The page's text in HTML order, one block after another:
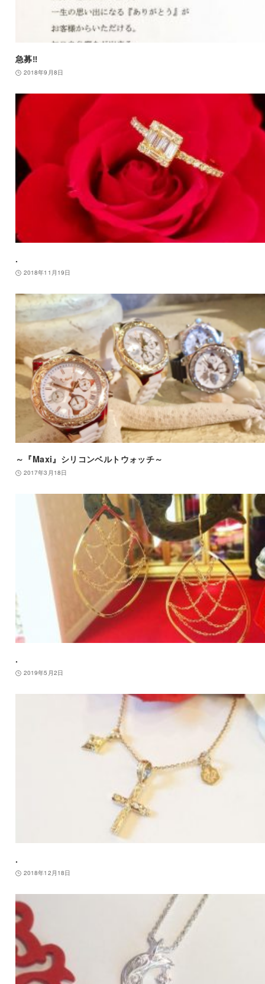
急募‼︎
2018年9月8日
.
2018年11月19日
～『Maxi』シリコンベルトウォッチ～
2017年3月18日
.
2019年5月2日
.
2018年12月18日